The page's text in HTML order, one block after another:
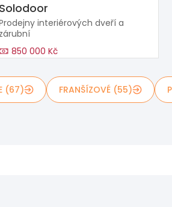
Solodoor
interiérových dveří a
zárubní
850 000 Kč
(67) FRANŠÍZOVÉ (55)